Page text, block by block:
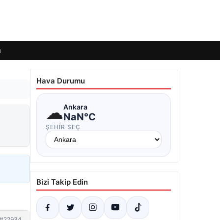
Hava Durumu
☁Ankara
NaN°C
ŞEHIR SEÇ
Bizi Takip Edin